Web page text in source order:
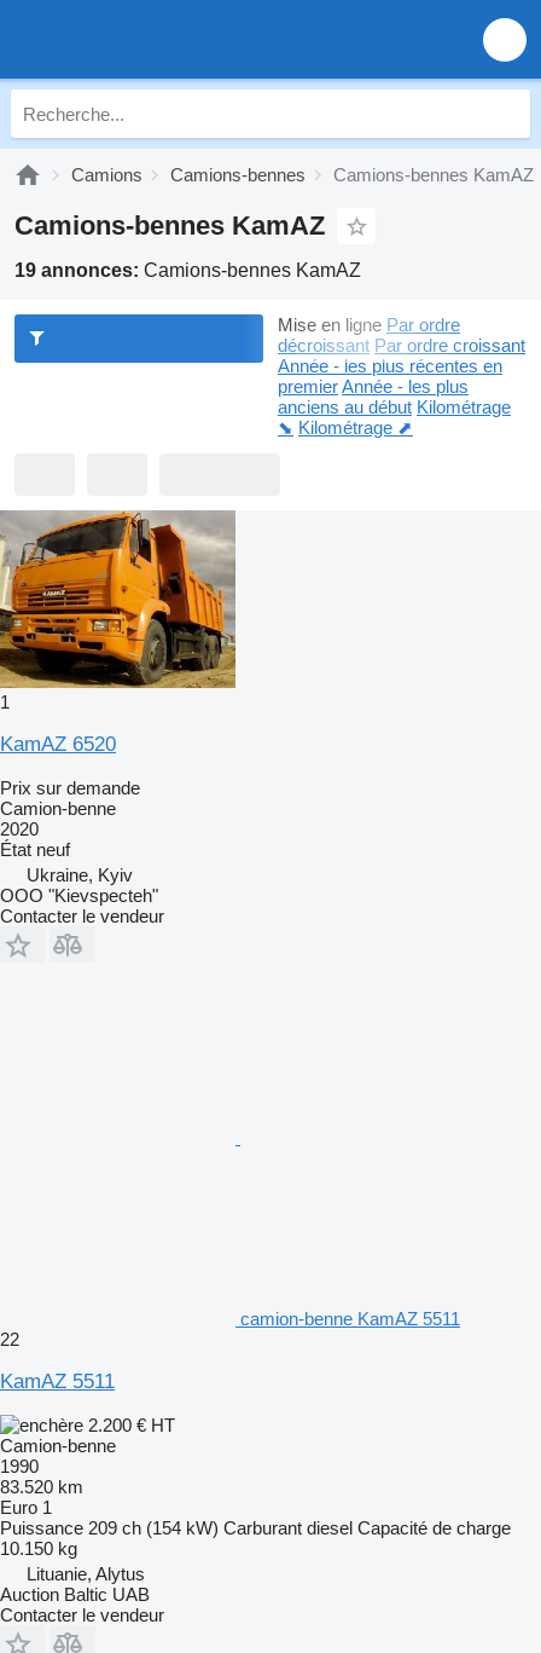
Camions Camions-bennes Camions-bennes KamAZ
Camions-bennes KamAZ
19 annonces: Camions-bennes KamAZ
Mise en ligne Par ordre
décroissant Par ordre croissant
Année - les plus récentes en
premierAnnée - les plus
anciens au début Kilométrage
⬊ Kilométrage ⬈
1
KamAZ 6520
Prix sur demande
Camion-benne
2020
État neuf
Ukraine, Kyiv
OOO "Kievspecteh"
Contacter le vendeur
camion-benne KamAZ 5511
22
KamAZ 5511
2.200 € HT
Camion-benne
1990
83.520 km
Euro 1
Puissance 209 ch (154 kW) Carburant diesel Capacité de charge
10.150 kg
Lituanie, Alytus
Auction Baltic UAB
Contacter le vendeur